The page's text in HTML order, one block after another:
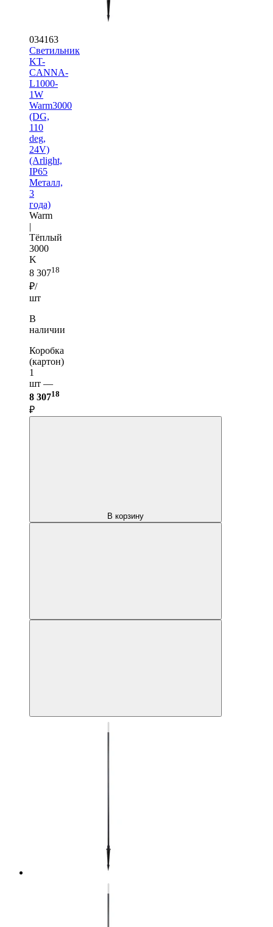
034163
Светильник
KT-
CANNA-
L1000-
1W
Warm3000
(DG,
110
deg,
24V)
(Arlight,
IP65
Металл,
3
года)
Warm
|
Тёплый
3000
K
8 30718
₽/
шт
В
наличии
Коробка
(картон)
1
шт —
8 30718
₽
В корзину